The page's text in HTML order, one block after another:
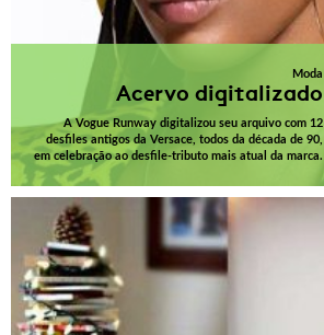
Moda
Acervo digitalizado
A Vogue Runway digitalizou seu arquivo com 12
desfiles antigos da Versace, todos da década de 90,
em celebração ao desfile-tributo mais atual da marca.